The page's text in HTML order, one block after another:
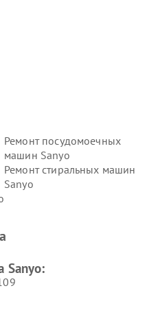
Ремонт посудомоечных
машин Sanyo
Ремонт стиральных машин
Sanyo
Sanyo: